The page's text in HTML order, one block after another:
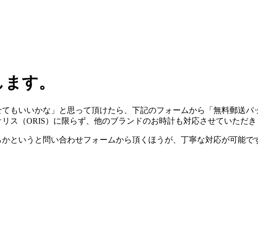
す。
もいいかな」と思って頂けたら、下記のフォームから「無料郵送
リス（ORIS）に限らず、他のブランドのお時計も対応させていただ
というと問い合わせフォームから頂くほうが、丁寧な対応が可能